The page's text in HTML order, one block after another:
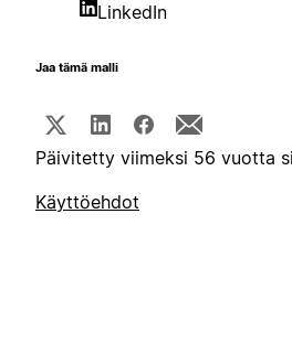
LinkedIn
Jaa tämä malli
Päivitetty viimeksi 56 vuotta
Käyttöehdot